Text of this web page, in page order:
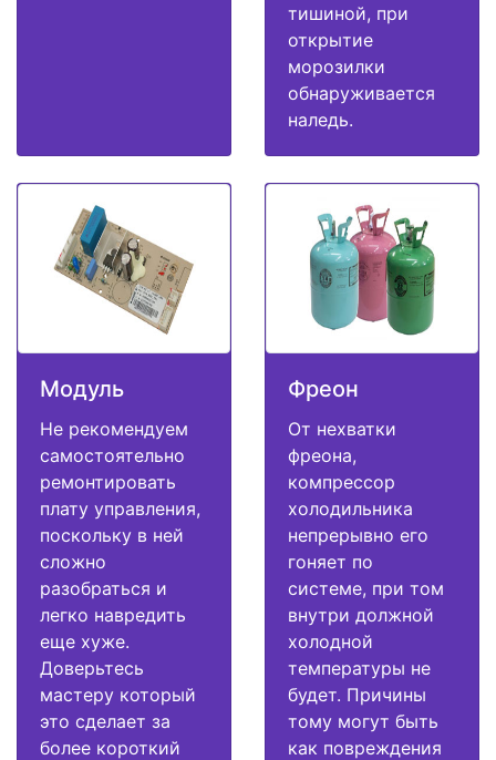
тишиной, при
открытие
морозилки
обнаруживается
наледь.
Модуль
Не рекомендуем
самостоятельно
ремонтировать
плату управления,
поскольку в ней
сложно
разобраться и
легко навредить
еще хуже.
Доверьтесь
мастеру который
это сделает за
более короткий
Фреон
От нехватки
фреона,
компрессор
холодильника
непрерывно его
гоняет по
системе, при том
внутри должной
холодной
температуры не
будет. Причины
тому могут быть
как повреждения